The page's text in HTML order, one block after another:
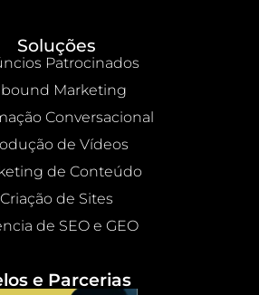
Soluções
Patrocinados
Marketing
Conversacional
de Vídeos
de Conteúdo
Criação de Sites
de SEO e GEO
e Parcerias